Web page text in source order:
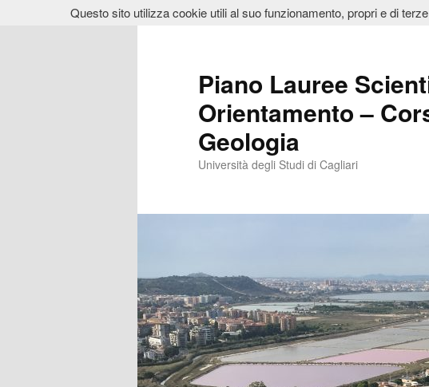
Piano Lauree
Orientamento –
Geologia
Università degli Studi di Cagliari
Questo sito utilizza cookie utili al suo funzionamento, propri e di